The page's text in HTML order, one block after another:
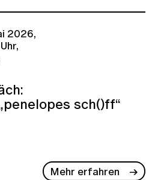
2026,
sch()ff“
Mehr erfahren